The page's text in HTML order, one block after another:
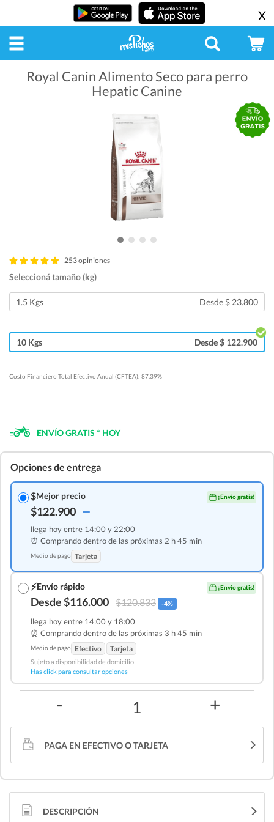
X
Royal Canin Alimento Seco para perro
Hepatic Canine
253 opiniones
Seleccioná tamaño (kg)
1.5 Kgs Desde $ 23.800
10 Kgs Desde $ 122.900
Costo Financiero Total Efectivo Anual (CFTEA): 87.39%
ENVÍO GRATIS * HOY
Opciones de entrega
$Mejor precio ¡Envío gratis!
$122.900
llega hoy entre 14:00 y 22:00
⏰ Comprando dentro de las próximas 2 h 45 min
Medio de pago Tarjeta
⚡Envío rápido ¡Envío gratis!
Desde $116.000 $120.833 -4%
llega hoy entre 14:00 y 18:00
⏰ Comprando dentro de las próximas 3 h 45 min
Medio de pago Efectivo Tarjeta
Sujeto a disponibilidad de domicilio
Has click para consultar opciones
- 1 +
PAGA EN EFECTIVO O TARJETA
DESCRIPCIÓN